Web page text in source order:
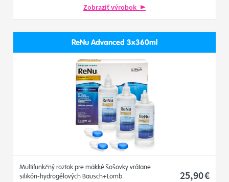
Zobraziť výrobok
ReNu Advanced 3x360ml
Multifunkčný roztok pre mäkké šošovky vrátane
silikón-hydrogélových Bausch+Lomb
25,90€